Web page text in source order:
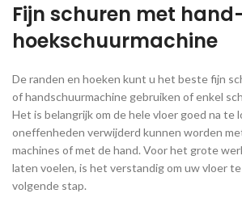
Fijn schuren met
hoekschuurmachine
De randen en hoeken kunt u het beste fijn
of handschuurmachine gebruiken of enkel
Het is belangrijk om de hele vloer goed na te
oneffenheden verwijderd kunnen worden
machines of met de hand. Voor het grote
laten voelen, is het verstandig om uw vloer
volgende stap.